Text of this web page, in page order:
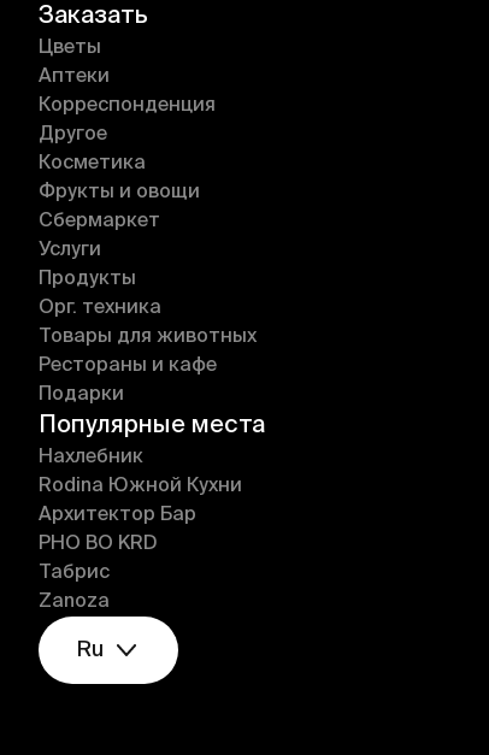
Заказать
Цветы
Аптеки
Корреспонденция
Другое
Косметика
Фрукты и овощи
Сбермаркет
Услуги
Продукты
Орг. техника
Товары для животных
Рестораны и кафе
Подарки
Популярные места
Нахлебник
Rodina Южной Кухни
Архитектор Бар
PHO BO KRD
Табрис
Zanoza
Ru